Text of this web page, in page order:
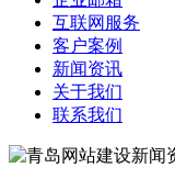
互联网服务
客户案例
新闻资讯
关于我们
联系我们